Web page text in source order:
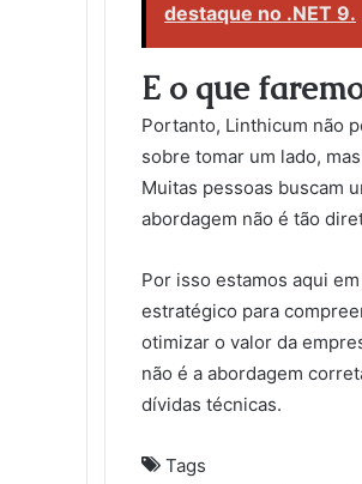
destaque no .NET 9.
E o que
Portanto, Linthicum não
sobre tomar um lado,
Muitas pessoas buscam
abordagem não é tão
Por isso estamos aqui
estratégico para
otimizar o valor da
não é a abordagem
dívidas técnicas.
Tags